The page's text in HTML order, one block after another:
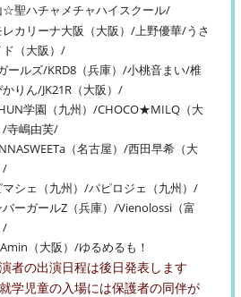
☆聖ハチャメチャハイスクール/
レカリーナ大阪（大阪）/上野優華/うさ
ド（大阪）/
ールズ/KRD8（兵庫）/小桃音まい/椎
りん/JK21R（大阪）/
学園（九州）/CHOCO★MILQ（大
/寺嶋由芙/
（名古屋）/西田早希（大
/
シェ（九州）/パピロジェ（九州）/
ーガールZ（兵庫）/Vienolossi（富
/
（大阪）/ゆるめるも！
者の出演日程は後日発表します
学児童の入場には保護者の同伴が